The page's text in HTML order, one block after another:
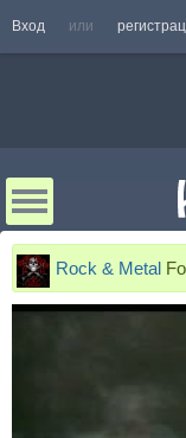
Вход или
Rock & Metal